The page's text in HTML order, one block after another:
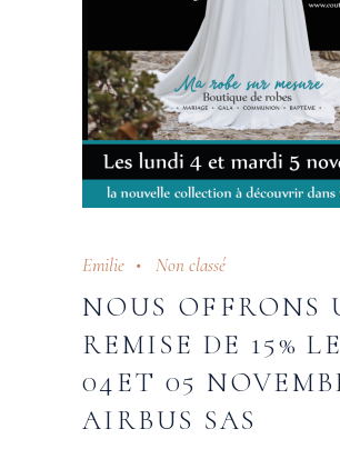
Emilie Non classé
NOUS OFFRONS
REMISE DE 15% LE
04ET 05
AIRBUS SAS